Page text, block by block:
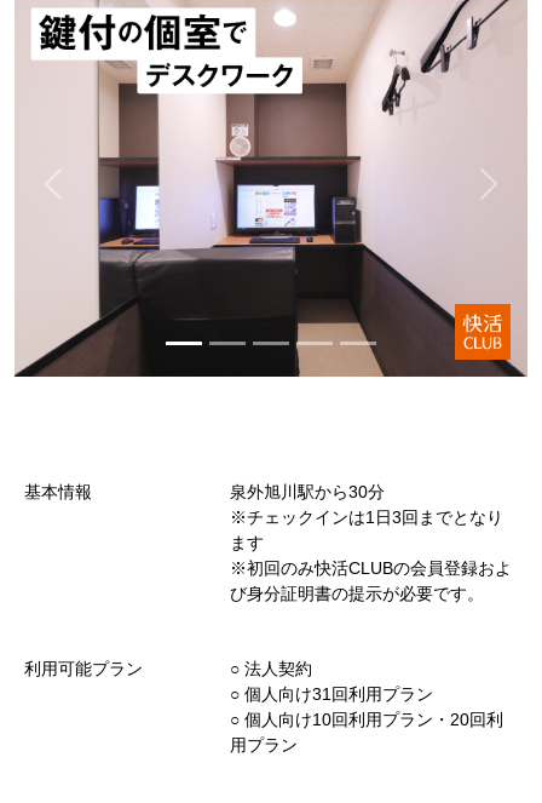
基本情報
泉外旭川駅から30分
※チェックインは1日3回までとなり
ます
※初回のみ快活CLUBの会員登録およ
び身分証明書の提示が必要です。
利用可能プラン
○︎ 法人契約
○︎ 個人向け31回利用プラン
○︎ 個人向け10回利用プラン・20回利
用プラン